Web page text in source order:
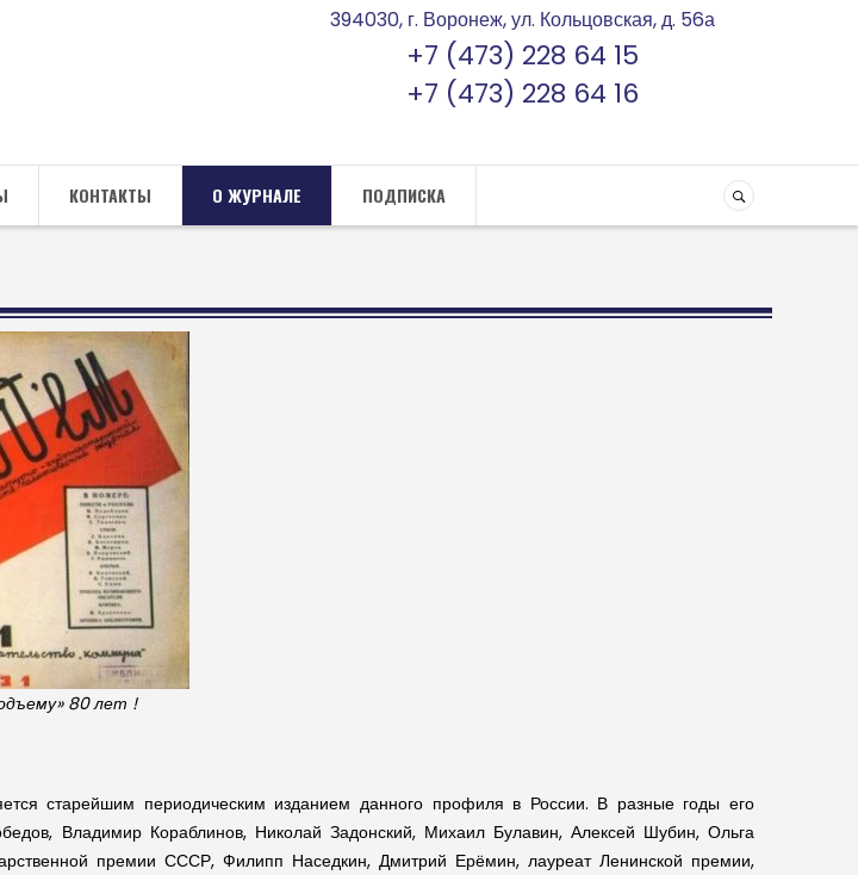
394030, г. Воронеж, ул. Кольцовская, д. 56а
+7 (473) 228 64 15
+7 (473) 228 64 16
КОНТАКТЫ О ЖУРНАЛЕ ПОДПИСКА
80 лет !
старейшим периодическим изданием данного профиля в России. В разные годы его
Владимир Кораблинов, Николай Задонский, Михаил Булавин, Алексей Шубин, Ольга
премии СССР, Филипп Наседкин, Дмитрий Ерёмин, лауреат Ленинской премии,